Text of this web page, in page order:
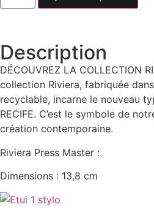
Description
DÉCOUVREZ LA COLLECTION
collection Riviera, fabriquée
recyclable, incarne le nouveau
RECIFE. C’est le symbole de
création contemporaine.
Riviera Press Master :
Dimensions : 13,8 cm